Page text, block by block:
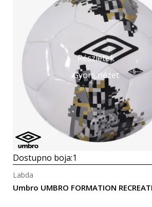
Részletek
Gyors nézet
Dostupno boja:1
Umbro UMBRO FORMATION
Labda